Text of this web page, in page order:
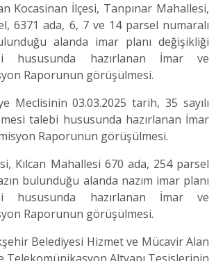
Kocasinan İlçesi, Tanpınar Mahallesi,
6371 ada, 6, 7 ve 14 parsel numaralı
alanda imar planı değişikliği
hususunda hazırlanan İmar ve
Raporunun görüşülmesi.
Meclisinin 03.03.2025 tarih, 35 sayılı
talebi hususunda hazırlanan İmar
Raporunun görüşülmesi.
Kılcan Mahallesi 670 ada, 254 parsel
bulunduğu alanda nazım imar planı
hususunda hazırlanan İmar ve
Raporunun görüşülmesi.
Belediyesi Hizmet ve Mücavir Alan